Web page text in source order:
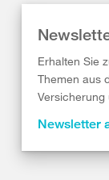
Erhalten Sie
Themen aus
Versicherung
Newsletter